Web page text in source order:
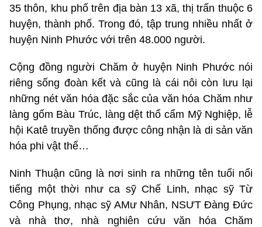
35 thôn, khu phố trên địa bàn 13 xã, thị trấn thuộc 6
huyện, thành phố. Trong đó, tập trung nhiều nhất ở
huyện Ninh Phước với trên 48.000 người.
Cộng đồng người Chăm ở huyện Ninh Phước nói
riêng sống đoàn kết và cũng là cái nôi còn lưu lại
những nét văn hóa đặc sắc của văn hóa Chăm như
làng gốm Bàu Trúc, làng dệt thổ cẩm Mỹ Nghiệp, lễ
hội Katê truyền thống được công nhận là di sản văn
hóa phi vật thể…
Ninh Thuận cũng là nơi sinh ra những tên tuổi nổi
tiếng một thời như ca sỹ Chế Linh, nhạc sỹ Từ
Công Phụng, nhạc sỹ AMư Nhân, NSƯT Đàng Đức
và nhà thơ, nhà nghiên cứu văn hóa Chăm